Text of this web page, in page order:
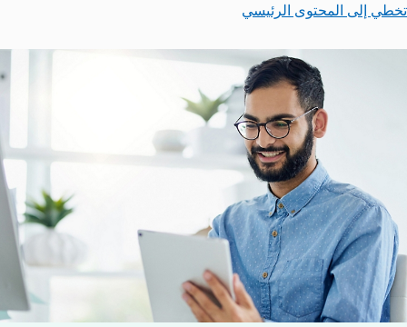
تخطي إلى المحتوى الرئيسي